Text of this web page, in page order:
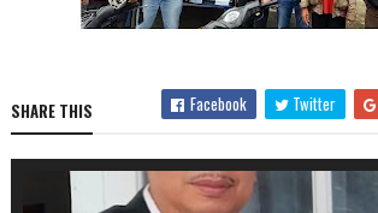
SHARE THIS Facebook Twitter